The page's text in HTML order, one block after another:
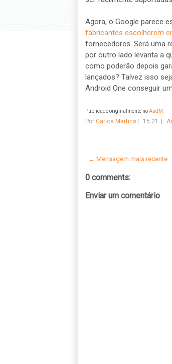
Agora, o Google parece
fabricantes escolherem
fornecedores. Será uma
por outro lado levanta a
como poderão depois
lançados? Talvez isso
Android One conseguir
Publicado originalmente noAadM
Por Carlos Martins 15:21
← Mensagem mais recente
0 comments:
Enviar um comentário